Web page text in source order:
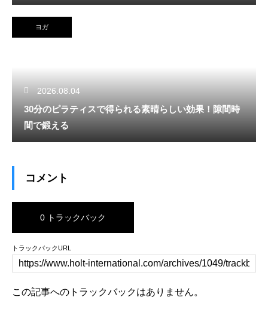
ヨガ
2026.08.04
30分のピラティスで得られる素晴らしい効果！隙間時
間で鍛える
コメント
0 トラックバック
トラックバックURL
この記事へのトラックバックはありません。